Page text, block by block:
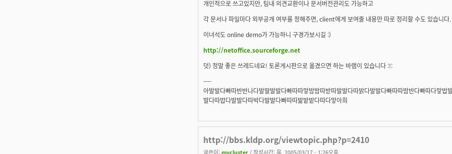
개인적으로 쓰고있지만, 팀내 의견교환이나 문서버전관리도 가능하고
각 문서나 파일마다 외부공개 여부를 정해주면, client에게 보여줄 내용만 따로 정리할 수도 있습니다.
이녀석도 online demo가 가능하니 구경가보시길 :)
http://netoffice.sourceforge.net
덧) 정말 좋은 쓰레드네요! 토론게시판으로 옮겼으면 하는 바램이 있습니다 :!:
----
아발발다빠따반반나다발딸발발다빠따따맣밤밤따받따발발다따밝다발발다빠따따밤반다빠따다맣밥
발다따밥다발발다따박다발발다빠따따밞밭밭다따다맣아희
http://bbs.kldp.org/viewtopic.php?p=2410
글쓴이: mycluster / 작성시간: 목, 2005/03/17 - 1:26오후